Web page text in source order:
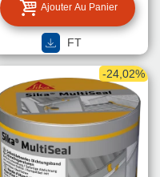
Ajouter Au Panier
FT
-24,02%